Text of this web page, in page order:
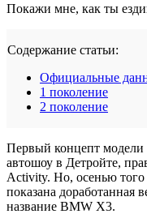
Покажи мне, как ты
Содержание статьи:
Официальные
1 поколение
2 поколение
Первый концепт модели
автошоу в Детройте,
Activity. Но, осенью
показана доработанная
название BMW Х3.